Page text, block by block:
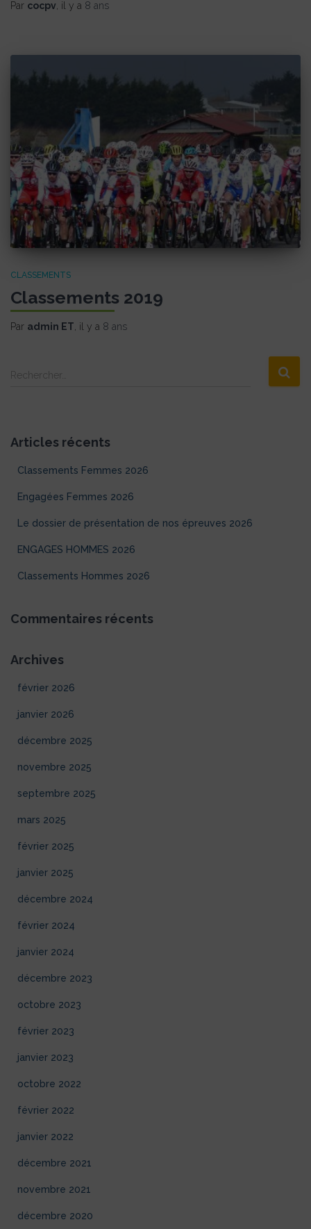
Par cocpv , il y a 8 ans
CLASSEMENTS
Classements 2019
Par admin ET, il y a 8 ans
R
r
Rechercher…
Articles récents
Classements Femmes 2026
Engagées Femmes 2026
Le dossier de présentation de nos épreuves 2026
ENGAGES HOMMES 2026
Classements Hommes 2026
Commentaires récents
Archives
février 2026
janvier 2026
décembre 2025
novembre 2025
septembre 2025
mars 2025
février 2025
janvier 2025
décembre 2024
février 2024
janvier 2024
décembre 2023
octobre 2023
février 2023
janvier 2023
octobre 2022
février 2022
janvier 2022
décembre 2021
novembre 2021
décembre 2020